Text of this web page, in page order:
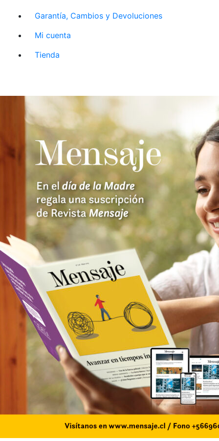
Garantía, Cambios y Devoluciones
Mi cuenta
Tienda